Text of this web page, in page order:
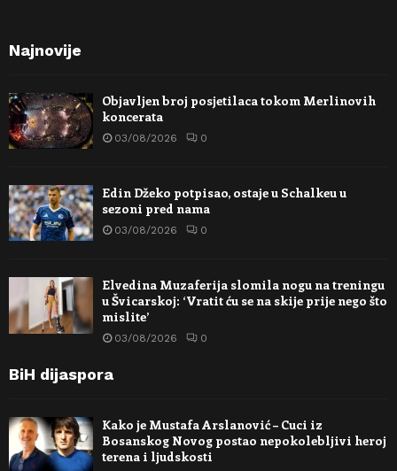
Najnovije
Objavljen broj posjetilaca tokom Merlinovih
koncerata
03/08/2026 0
Edin Džeko potpisao, ostaje u Schalkeu u
sezoni pred nama
03/08/2026 0
Elvedina Muzaferija slomila nogu na treningu
u Švicarskoj: ‘Vratit ću se na skije prije nego što
mislite’
03/08/2026 0
BiH dijaspora
Kako je Mustafa Arslanović – Cuci iz
Bosanskog Novog postao nepokolebljivi heroj
terena i ljudskosti